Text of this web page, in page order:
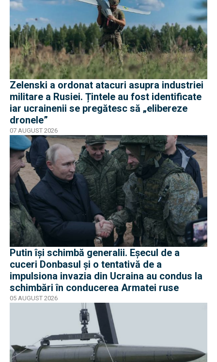
Zelenski a ordonat atacuri asupra industriei
militare a Rusiei. Țintele au fost identificate
iar ucrainenii se pregătesc să „elibereze
dronele”
07 AUGUST 2026
Putin își schimbă generalii. Eșecul de a
cuceri Donbasul și o tentativă de a
impulsiona invazia din Ucraina au condus la
schimbări în conducerea Armatei ruse
05 AUGUST 2026